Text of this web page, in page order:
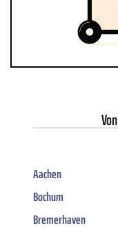
Von
Aachen
Bochum
Bremerhaven